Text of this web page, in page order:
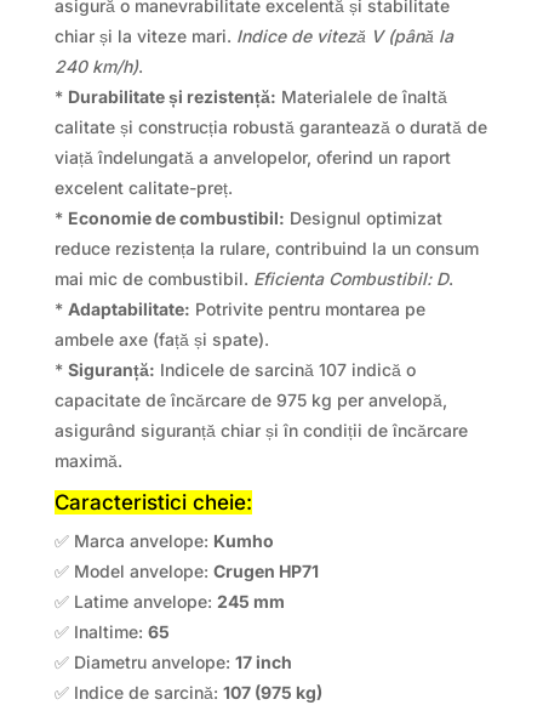
asigură o manevrabilitate excelentă și stabilitate
chiar și la viteze mari. Indice de viteză V (până la
240 km/h).
* Durabilitate și rezistență: Materialele de înaltă
calitate și construcția robustă garantează o durată de
viață îndelungată a anvelopelor, oferind un raport
excelent calitate-preț.
* Economie de combustibil: Designul optimizat
reduce rezistența la rulare, contribuind la un consum
mai mic de combustibil. Eficienta Combustibil: D.
* Adaptabilitate: Potrivite pentru montarea pe
ambele axe (față și spate).
* Siguranță: Indicele de sarcină 107 indică o
capacitate de încărcare de 975 kg per anvelopă,
asigurând siguranță chiar și în condiții de încărcare
maximă.
Caracteristici cheie:
✅ Marca anvelope: Kumho
✅ Model anvelope: Crugen HP71
✅ Latime anvelope: 245 mm
✅ Inaltime: 65
✅ Diametru anvelope: 17 inch
✅ Indice de sarcină: 107 (975 kg)